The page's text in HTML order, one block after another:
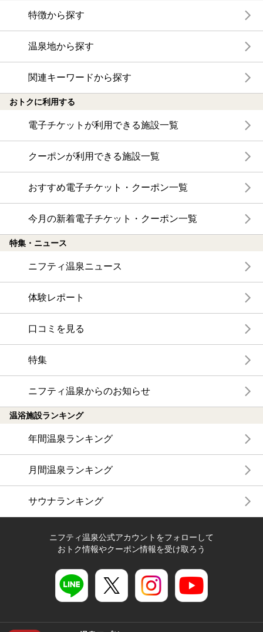
特徴から探す
温泉地から探す
関連キーワードから探す
おトクに利用する
電子チケットが利用できる施設一覧
クーポンが利用できる施設一覧
おすすめ電子チケット・クーポン一覧
今月の新着電子チケット・クーポン一覧
特集・ニュース
ニフティ温泉ニュース
体験レポート
口コミを見る
特集
ニフティ温泉からのお知らせ
温浴施設ランキング
年間温泉ランキング
月間温泉ランキング
サウナランキング
ニフティ温泉公式アカウントをフォローして
おトク情報やクーポン情報を受け取ろう